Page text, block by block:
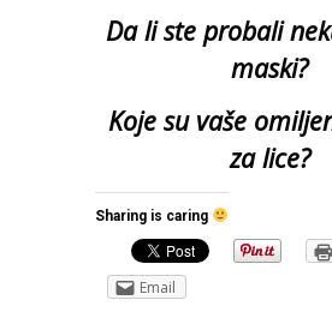
Da li ste probali
maski?
Koje su vaše
za lice?
Sharing is caring
Email